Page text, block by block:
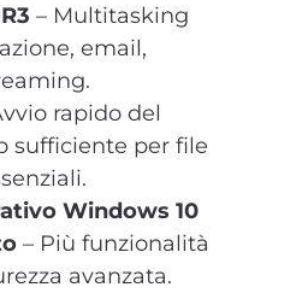
– Multitasking
email,
rapido del
sufficiente per file
Windows 10
– Più funzionalità
avanzata.